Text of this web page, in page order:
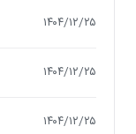
۱۴۰۴/۱۲/۲۵
۱۴۰۴/۱۲/۲۵
۱۴۰۴/۱۲/۲۵